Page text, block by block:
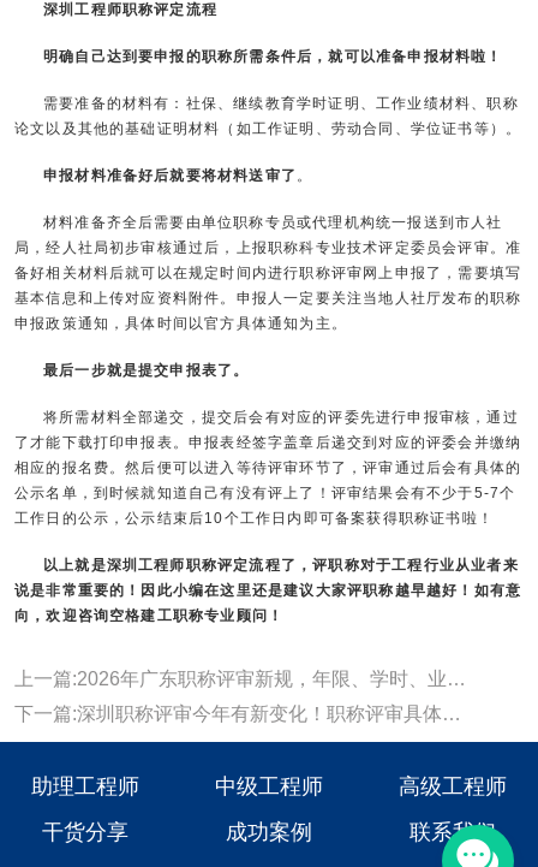
深圳工程师职称评定流程
明确自己达到要申报的职称所需条件后，就可以准备申报材料啦！
需要准备的材料有：社保、继续教育学时证明、工作业绩材料、职称
论文以及其他的基础证明材料（如工作证明、劳动合同、学位证书等）。
申报材料准备好后就要将材料送审了 。
材料准备齐全后需要由单位职称专员或代理机构统一报送到市人社
局，经人社局初步审核通过后，上报职称科专业技术评定委员会评审。准
备好相关材料后就可以在规定时间内进行职称评审网上申报了，需要填写
基本信息和上传对应资料附件。申报人一定要关注当地人社厅发布的职称
申报政策通知，具体时间以官方具体通知为主。
最后一步就是提交申报表了。
将所需材料全部递交，提交后会有对应的评委先进行申报审核，通过
了才能下载打印申报表。申报表经签字盖章后递交到对应的评委会并缴纳
相应的报名费。然后便可以进入等待评审环节了，评审通过后会有具体的
公示名单，到时候就知道自己有没有评上了！评审结果会有不少于5-7个
工作日的公示，公示结束后10个工作日内即可备案获得职称证书啦！
以上就是深圳工程师职称评定流程了，评职称对于工程行业从业者来
说是非常重要的！因此小编在这里还是建议大家评职称越早越好！如有意
向，欢迎咨询空格建工职称专业顾问！
上一篇:2026年广东职称评审新规，年限、学时、业绩论文全面调整~
下一篇:深圳职称评审今年有新变化！职称评审具体的流程有哪些呢？
助理工程师 中级工程师
高级工程师
干货分享
成功案例 联系我们